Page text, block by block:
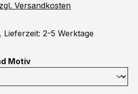
Versandkosten
2-5 Werktage
Motivauswählen